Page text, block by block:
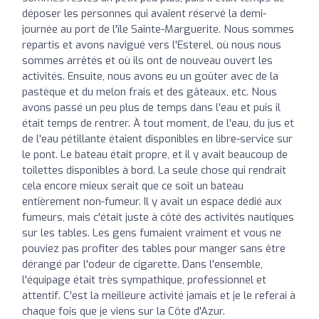
déposer les personnes qui avaient réservé la demi-
journée au port de l'île Sainte-Marguerite. Nous sommes
repartis et avons navigué vers l'Esterel, où nous nous
sommes arrêtés et où ils ont de nouveau ouvert les
activités. Ensuite, nous avons eu un goûter avec de la
pastèque et du melon frais et des gâteaux, etc. Nous
avons passé un peu plus de temps dans l'eau et puis il
était temps de rentrer. À tout moment, de l'eau, du jus et
de l'eau pétillante étaient disponibles en libre-service sur
le pont. Le bateau était propre, et il y avait beaucoup de
toilettes disponibles à bord. La seule chose qui rendrait
cela encore mieux serait que ce soit un bateau
entièrement non-fumeur. Il y avait un espace dédié aux
fumeurs, mais c'était juste à côté des activités nautiques
sur les tables. Les gens fumaient vraiment et vous ne
pouviez pas profiter des tables pour manger sans être
dérangé par l'odeur de cigarette. Dans l'ensemble,
l'équipage était très sympathique, professionnel et
attentif. C'est la meilleure activité jamais et je le referai à
chaque fois que je viens sur la Côte d'Azur.